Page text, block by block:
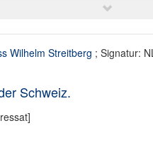
Wilhelm Streitberg ; Signatur:
Schweiz.